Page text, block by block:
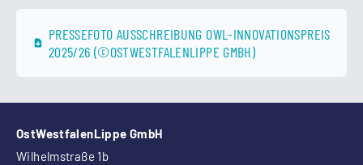
PRESSEFOTO AUSSCHREIBUNG OWL-INNOVATIONSPREIS
2025/26 (©OSTWESTFALENLIPPE GMBH)
OstWestfalenLippe GmbH
Wilhelmstraße 1b